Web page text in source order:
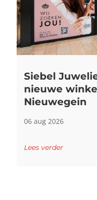
Siebel
nieuwe
Nieuwegein
06 aug 2026
Lees verder